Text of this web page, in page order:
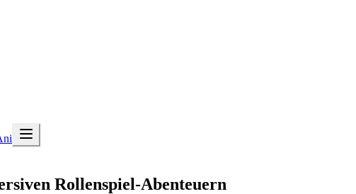
Rollenspiel-Abenteuern